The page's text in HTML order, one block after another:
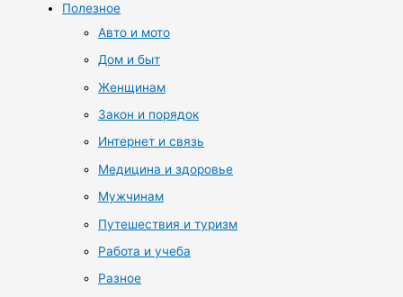
Полезное
Авто и мото
Дом и быт
Женщинам
Закон и порядок
Интернет и связь
Медицина и здоровье
Мужчинам
Путешествия и туризм
Работа и учеба
Разное